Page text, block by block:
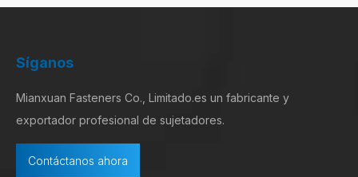
Síganos
Mianxuan Fasteners Co., Limitado.es un fabricante y
exportador profesional de sujetadores.
Contáctanos ahora